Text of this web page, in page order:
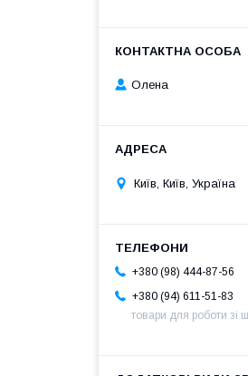
Олена
Київ, Київ, Україна
+380 (98) 444-87-56
+380 (94) 611-51-83
товари для роботи зі